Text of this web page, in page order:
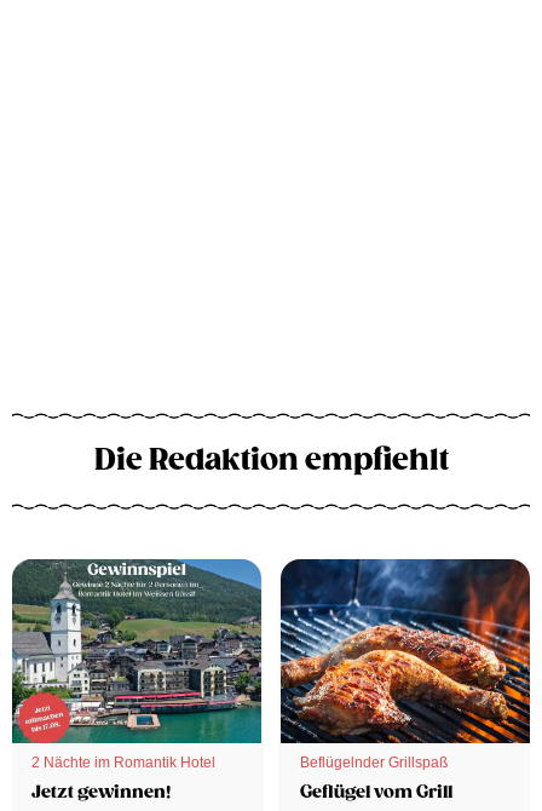
Die Redaktion empfiehlt
2 Nächte im Romantik Hotel
Jetzt gewinnen!
Beflügelnder Grillspaß
Geflügel vom Grill